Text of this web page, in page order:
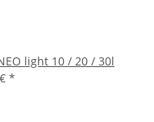
light 10 / 20 / 30l
*